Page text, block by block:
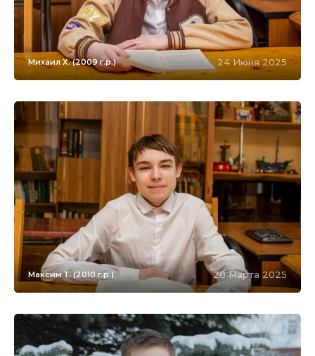
Михаил Х. (2009 г.р.) 24 Июня 2025
Максим Т. (2010 г.р.) 20 Марта 2025